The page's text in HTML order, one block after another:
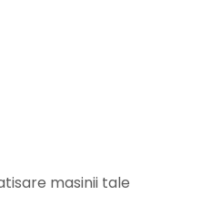
masinii tale